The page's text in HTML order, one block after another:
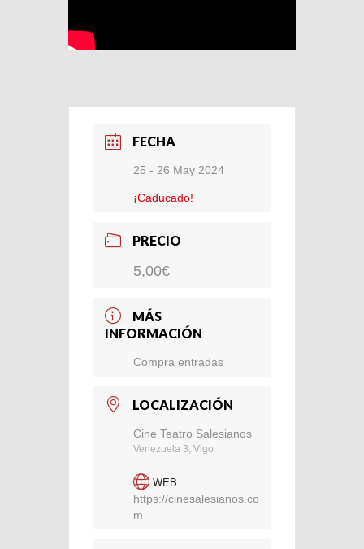
FECHA
25 - 26 May 2024
¡Caducado!
PRECIO
5,00€
MÁS
INFORMACIÓN
Compra entradas
LOCALIZACIÓN
Cine Teatro Salesianos
Venezuela 3, Vigo
WEB
https://cinesalesianos.co
m